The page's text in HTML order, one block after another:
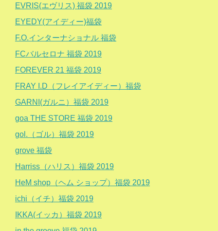
EVRIS(エヴリス) 福袋 2019
EYEDY(アイディー)福袋
F.O.インターナショナル 福袋
FCバルセロナ 福袋 2019
FOREVER 21 福袋 2019
FRAY I.D（フレイアイディー）福袋
GARNI(ガルニ）福袋 2019
goa THE STORE 福袋 2019
gol.（ゴル）福袋 2019
grove 福袋
Harriss（ハリス）福袋 2019
HeM shop（ヘム ショップ）福袋 2019
ichi（イチ）福袋 2019
IKKA(イッカ）福袋 2019